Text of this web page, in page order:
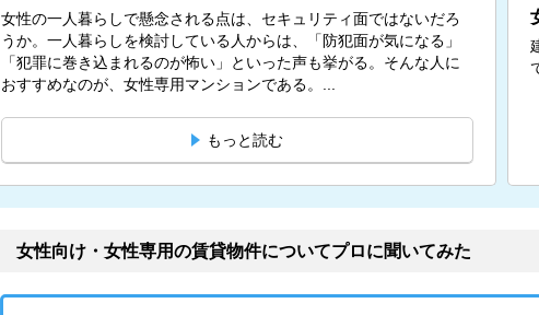
女性の一人暮らしで懸念される点は、セキュリティ面ではないだろ
うか。一人暮らしを検討している人からは、「防犯面が気になる」
「犯罪に巻き込まれるのが怖い」といった声も挙がる。そんな人に
おすすめなのが、女性専用マンションである。...
もっと読む
女性向け・女性専用の賃貸物件についてプロに聞いてみた